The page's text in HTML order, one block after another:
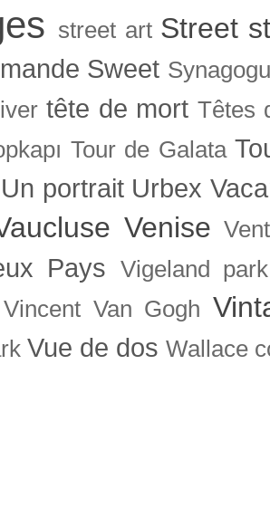
street art Street
Sweet
tête de mort Têtes
Tour de Galata
Un portrait Urbex
Venise
Pays
Vigeland park
Vincent Van Gogh
Vue de dos Wallace